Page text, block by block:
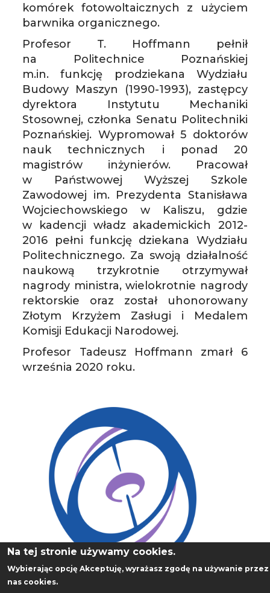
komórek fotowoltaicznych z użyciem
barwnika organicznego.
Profesor T. Hoffmann pełnił
na Politechnice Poznańskiej
m.in. funkcję prodziekana Wydziału
Budowy Maszyn (1990-1993), zastępcy
dyrektora Instytutu Mechaniki
Stosownej, członka Senatu Politechniki
Poznańskiej. Wypromował 5 doktorów
nauk technicznych i ponad 20
magistrów inżynierów. Pracował
w Państwowej Wyższej Szkole
Zawodowej im. Prezydenta Stanisława
Wojciechowskiego w Kaliszu, gdzie
w kadencji władz akademickich 2012-
2016 pełni funkcję dziekana Wydziału
Politechnicznego. Za swoją działalność
naukową trzykrotnie otrzymywał
nagrody ministra, wielokrotnie nagrody
rektorskie oraz został uhonorowany
Złotym Krzyżem Zasługi i Medalem
Komisji Edukacji Narodowej.
Profesor Tadeusz Hoffmann zmarł 6
września 2020 roku.
Na tej stronie używamy cookies.
Wybierając opcjęAkceptuję, wyrażasz zgodę na używanie przez
nas cookies.